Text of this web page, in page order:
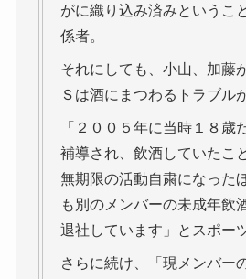
がに織り込み済みというこ
係者。
それにしても、小山、加藤
Ｓは酒にまつわるトラブル
「２００５年に当時１８歳
補導され、飲酒していたこ
無期限の活動自粛になった
も別のメンバーの未成年飲
退社しています」とスポー
さらに続け、「現メンバー